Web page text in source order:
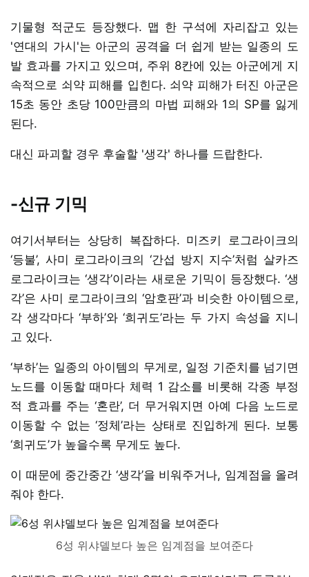
기물형 적군도 등장했다. 맵 한 구석에 자리잡고 있는
'연대의 가시'는 아군의 공격을 더 쉽게 받는 일종의 도
발 효과를 가지고 있으며, 주위 8칸에 있는 아군에게 지
속적으로 쇠약 피해를 입힌다. 쇠약 피해가 터진 아군은
15초 동안 초당 100만큼의 마법 피해와 1의 SP를 잃게
된다.
대신 파괴할 경우 후술할 '생각' 하나를 드랍한다.
-신규 기믹
여기서부터는 상당히 복잡하다. 미즈키 로그라이크의
‘등불’, 사미 로그라이크의 ‘간섭 방지 지수’처럼 살카즈
로그라이크는 ‘생각’이라는 새로운 기믹이 등장했다. ‘생
각’은 사미 로그라이크의 ‘암호판’과 비슷한 아이템으로,
각 생각마다 ‘부하’와 ‘희귀도’라는 두 가지 속성을 지니
고 있다.
‘부하’는 일종의 아이템의 무게로, 일정 기준치를 넘기면
노드를 이동할 때마다 체력 1 감소를 비롯해 각종 부정
적 효과를 주는 ‘혼란’, 더 무거워지면 아예 다음 노드로
이동할 수 없는 ‘정체’라는 상태로 진입하게 된다. 보통
‘희귀도’가 높을수록 무게도 높다.
이 때문에 중간중간 ‘생각’을 비워주거나, 임계점을 올려
줘야 한다.
6성 위샤델보다 높은 임계점을 보여준다